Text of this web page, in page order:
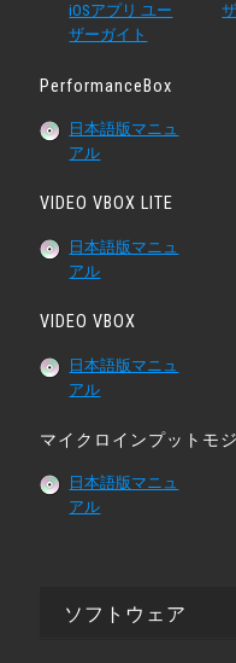
iOSアプリ ユー
ザーガイト
PerformanceBox
日本語版マニュ
アル
VIDEO VBOX LITE
日本語版マニュ
アル
VIDEO VBOX
日本語版マニュ
アル
マイクロインプットモ
日本語版マニュ
アル
ソフトウェア